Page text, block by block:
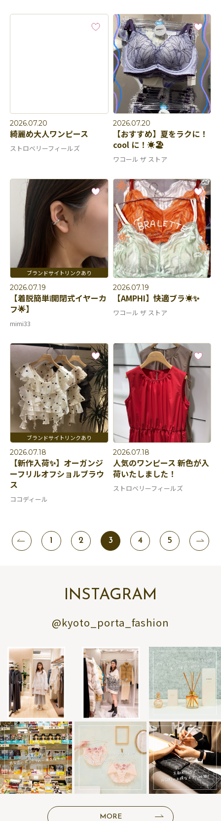
2026.07.20
綺麗め大人ワンピース
ストロベリーフィールズ
2026.07.20
【おすすめ】夏をラクに！
cool に！☀️🏖️
ワコール ザ ストア
2026.07.19
【着脱簡単❕開閉式イヤーカ
フ🌟】
mimi33
2026.07.19
【AMPHI】快適ブラ☀️✨
ワコール ザ ストア
2026.07.18
【新作入荷✨】オーガンジ
ーフリルオフショルブラウ
ス
ココディール
2026.07.18
人気のワンピース 新色が入
荷いたしました！
ストロベリーフィールズ
1 2 3 4 5
INSTAGRAM
@kyoto_porta_fashion
MORE